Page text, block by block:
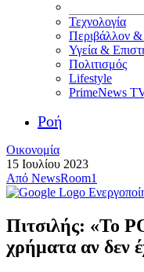
Τεχνολογία
Περιβάλλον &
Υγεία &
Πολιτισμός
Lifestyle
PrimeNews
Ροή
Οικονομία
15 Ιουλίου 2023
Από NewsRoom1
Πιτσιλής: «Το
χρήματα αν δεν